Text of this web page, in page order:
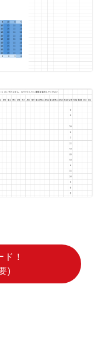
！
)